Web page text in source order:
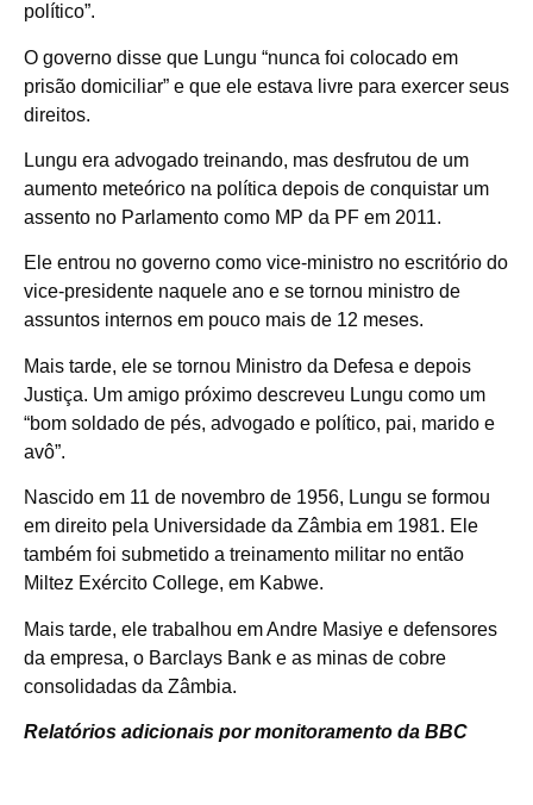
político”.
O governo disse que Lungu “nunca foi colocado em
prisão domiciliar” e que ele estava livre para exercer seus
direitos.
Lungu era advogado treinando, mas desfrutou de um
aumento meteórico na política depois de conquistar um
assento no Parlamento como MP da PF em 2011.
Ele entrou no governo como vice-ministro no escritório do
vice-presidente naquele ano e se tornou ministro de
assuntos internos em pouco mais de 12 meses.
Mais tarde, ele se tornou Ministro da Defesa e depois
Justiça. Um amigo próximo descreveu Lungu como um
“bom soldado de pés, advogado e político, pai, marido e
avô”.
Nascido em 11 de novembro de 1956, Lungu se formou
em direito pela Universidade da Zâmbia em 1981. Ele
também foi submetido a treinamento militar no então
Miltez Exército College, em Kabwe.
Mais tarde, ele trabalhou em Andre Masiye e defensores
da empresa, o Barclays Bank e as minas de cobre
consolidadas da Zâmbia.
Relatórios adicionais por monitoramento da BBC